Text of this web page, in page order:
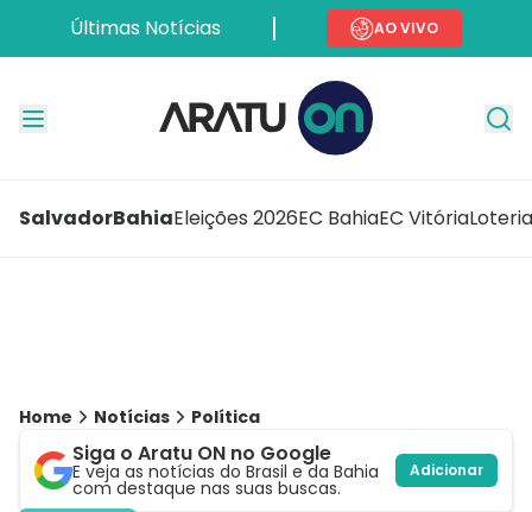
Últimas Notícias AO VIVO
SalvadorBahiaEleições 2026EC BahiaEC Vitória
Home Notícias Política
Siga o Aratu ON no Google
E veja as notícias do Brasil e da Bahia
com destaque nas suas buscas.
Adicionar